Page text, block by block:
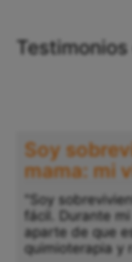
Soy
mama: mi
"Soy
fácil. Durante
aparte de que
quimioterapia y